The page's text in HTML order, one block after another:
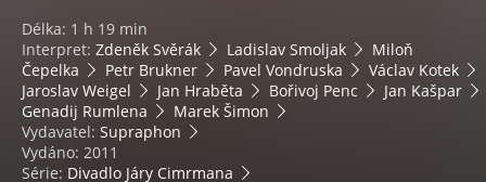
Délka: 1 h 19 min
Interpret: Zdeněk Svěrák Ladislav Smoljak
Miloň
Čepelka
Petr Brukner Pavel Vondruska
Václav Kotek
Jaroslav Weigel
Jan Hraběta Bořivoj Penc
Jan Kašpar
Genadij Rumlena
Marek Šimon
Vydavatel: Supraphon
Vydáno: 2011
Série: Divadlo Járy Cimrmana